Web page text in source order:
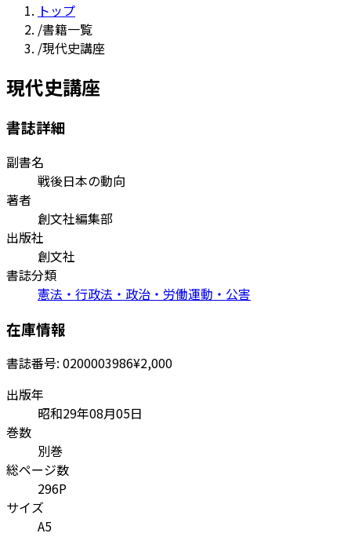
トップ
/書籍一覧
/現代史講座
現代史講座
書誌詳細
副書名
戦後日本の動向
著者
創文社編集部
出版社
創文社
書誌分類
憲法・行政法・政治・労働運動・公害
在庫情報
書誌番号: 0200003986¥2,000
出版年
昭和29年08月05日
巻数
別巻
総ページ数
296P
サイズ
A5